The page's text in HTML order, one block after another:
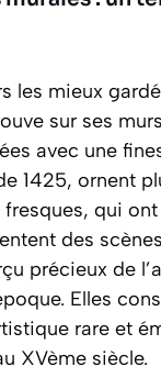
les mieux
sur ses
avec une
1425, ornent
qui
des
précieux de
Elles
rare et
XVème siècle.